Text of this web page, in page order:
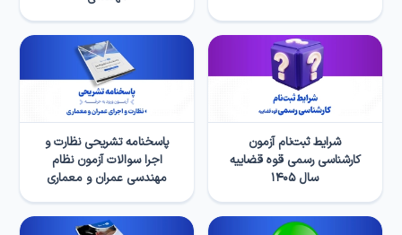
شرایط ثبت‌نام آزمون
کارشناسی رسمی قوه قضاییه
سال ۱۴۰۵
پاسخنامه تشریحی نظارت و
اجرا سوالات آزمون نظام
مهندسی عمران و معماری